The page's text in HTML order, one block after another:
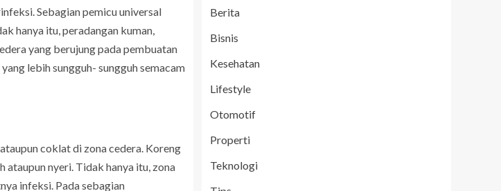
Sebagian pemicu universal
hanya itu, peradangan kuman,
yang berujung pada pembuatan
lebih sungguh- sungguh semacam
coklat di zona cedera. Koreng
ataupun nyeri. Tidak hanya itu, zona
infeksi. Pada sebagian
Berita
Bisnis
Kesehatan
Lifestyle
Otomotif
Properti
Teknologi